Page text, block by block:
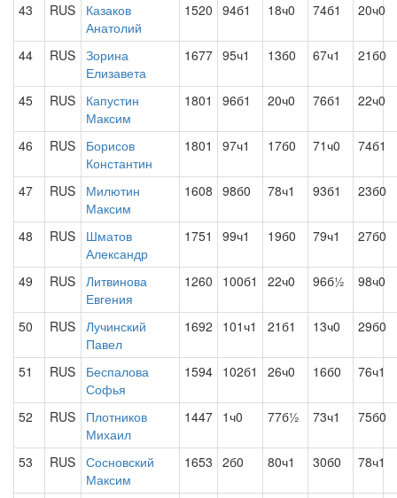
43 RUS
Казаков
Анатолий
1520 94б1 18ч0 74б1 20ч0
44 RUS Зорина
Елизавета
1677 95ч1 13б0 67ч1 21б0
45 RUS
Капустин
Максим
1801 96б1 20ч0 76б1 22ч0
46 RUS
Борисов
Константин
1801 97ч1 17б0 71ч0 74б1
47 RUS
Милютин
Максим
1608 98б0 78ч1 93б1 23б0
48 RUS
Шматов
Александр
1751 99ч1 19б0 79ч1 27б0
49 RUS Литвинова
Евгения
1260 100б1 22ч0 96б½ 98ч0
50 RUS Лучинский
Павел
1692 101ч1 21б1 13ч0 29б0
51 RUS
Беспалова
Софья
1594 102б1 26ч0 16б0 76ч1
52 RUS
Плотников
Михаил
1447 1ч0 77б½ 73ч1 75б0
53 RUS Сосновский
Максим
1653 2б0 80ч1 30б0 78ч1